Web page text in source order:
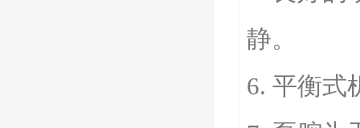
静。
6. 平衡式